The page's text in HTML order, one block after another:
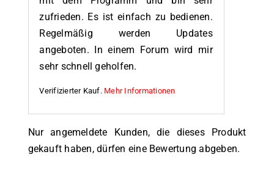
zufrieden. Es ist einfach zu bedienen.
Regelmäßig werden Updates
angeboten. In einem Forum wird mir
sehr schnell geholfen.
Verifizierter Kauf. Mehr Informationen
Nur angemeldete Kunden, die dieses Produkt
gekauft haben, dürfen eine Bewertung abgeben.